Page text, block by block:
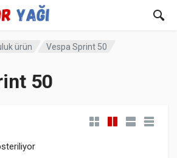
ürün Vespa Sprint 50
50
Popülerliğe göre sıralandı